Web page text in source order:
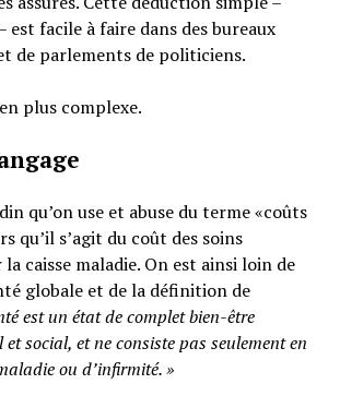
est facile à faire dans des bureaux
de parlements de politiciens.
plus complexe.
qu’on use et abuse du terme «coûts
qu’il s’agit du coût des soins
caisse maladie. On est ainsi loin de
globale et de la définition de
est un état de complet bien-être
et social, et ne consiste pas seulement en
ou d’infirmité.»